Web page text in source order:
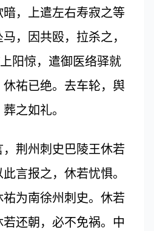
，上遣左右寿寂之等
，因共殴，拉杀之，
阳惊，遣御医络驿就
祐已绝。去车轮，舆
之如礼。
荆州刺史巴陵王休若
言报之，休若忧惧。
为南徐州刺史。休若
还朝，必不免祸。中